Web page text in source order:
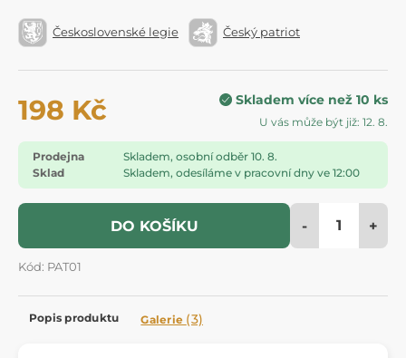
Československé legie Český patriot
198 Kč Skladem více než 10 ks
U vás může být již: 12. 8.
Prodejna
Skladem, osobní odběr 10. 8.
Sklad
Skladem, odesíláme v pracovní dny ve 12:00
DO KOŠÍKU - +
Kód: PAT01
Popis produktu Galerie (3)